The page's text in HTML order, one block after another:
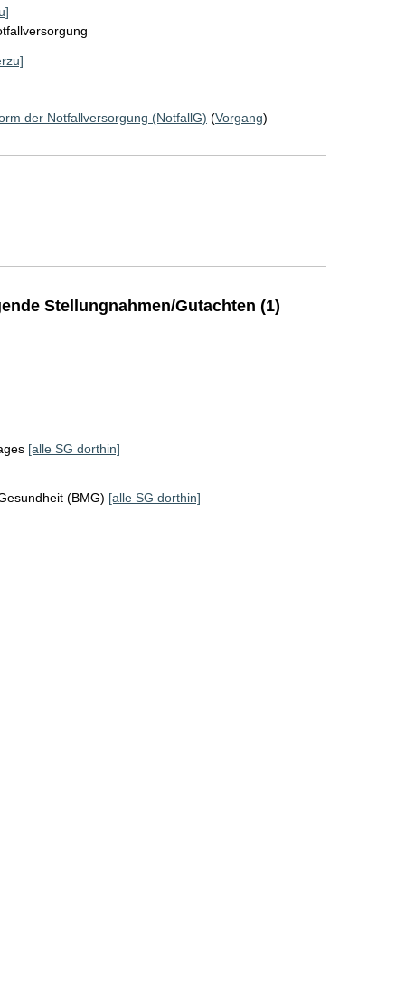
der Notfallversorgung (NotfallG) (Vorgang)
Stellungnahmen/Gutachten (1)
[alle SG dorthin]
(BMG) [alle SG dorthin]